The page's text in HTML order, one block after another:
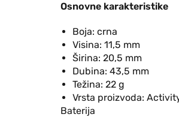
Osnovne karakteristike
Boja: crna
Visina: 11,5 mm
Širina: 20,5 mm
Dubina: 43,5 mm
Težina: 22 g
Vrsta proizvoda:
Baterija